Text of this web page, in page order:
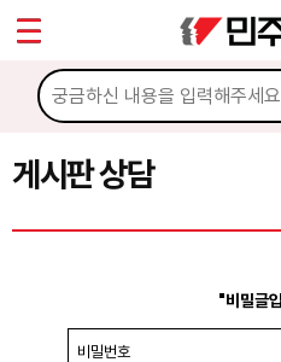
게시판 상담
"비밀글
비밀번호
마이페이지
소개
소식
노동상담
권리찾기수첩 검색
Sketchbook5,
Sketchbook5,